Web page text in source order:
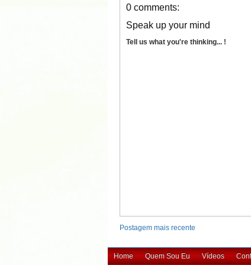
0 comments:
Speak up your mind
Tell us what you're thinking... !
Postagem mais recente
Home Quem Sou Eu Vídeos